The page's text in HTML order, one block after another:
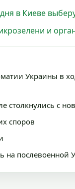
в Киеве
и
Украины в
столкнулись с
споров
на послевоенной